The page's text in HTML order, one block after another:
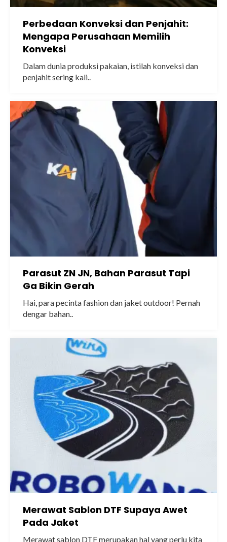
Perbedaan Konveksi dan Penjahit:
Mengapa Perusahaan Memilih
Konveksi
Dalam dunia produksi pakaian, istilah konveksi dan
penjahit sering kali..
Parasut ZN JN, Bahan Parasut Tapi
Ga Bikin Gerah
Hai, para pecinta fashion dan jaket outdoor! Pernah
dengar bahan..
Merawat Sablon DTF Supaya Awet
Pada Jaket
Merawat sablon DTF merupakan hal yang perlu kita